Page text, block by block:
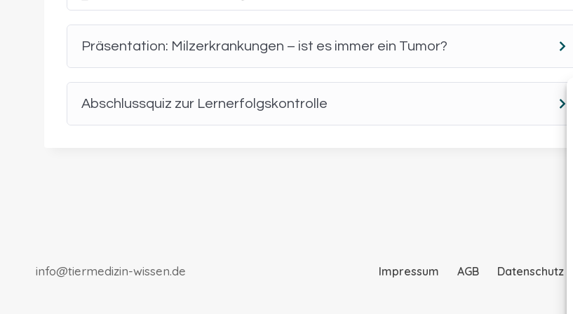
Moduls zum ThemaKrebserkrankungen bei Hund & Katze auf.
Präsentation: Milzerkrankungen – ist es immer ein Tumor?
Abschlussquiz zur Lernerfolgskontrolle
info@tiermedizin-wissen.de Impressum AGB Datenschutz